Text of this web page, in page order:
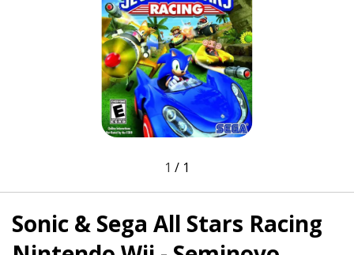
1 / 1
Sonic & Sega All Stars Racing